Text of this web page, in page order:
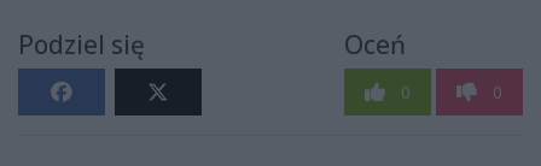
Podziel się Oceń
0 0